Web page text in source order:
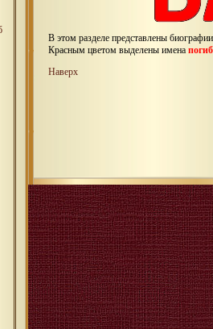
В этом разделе представлены
Красным цветом выделены имена
Наверх